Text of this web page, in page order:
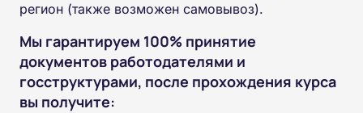
регион (также возможен самовывоз).
Мы гарантируем 100% принятие
документов работодателями и
госструктурами, после прохождения курса
вы получите: